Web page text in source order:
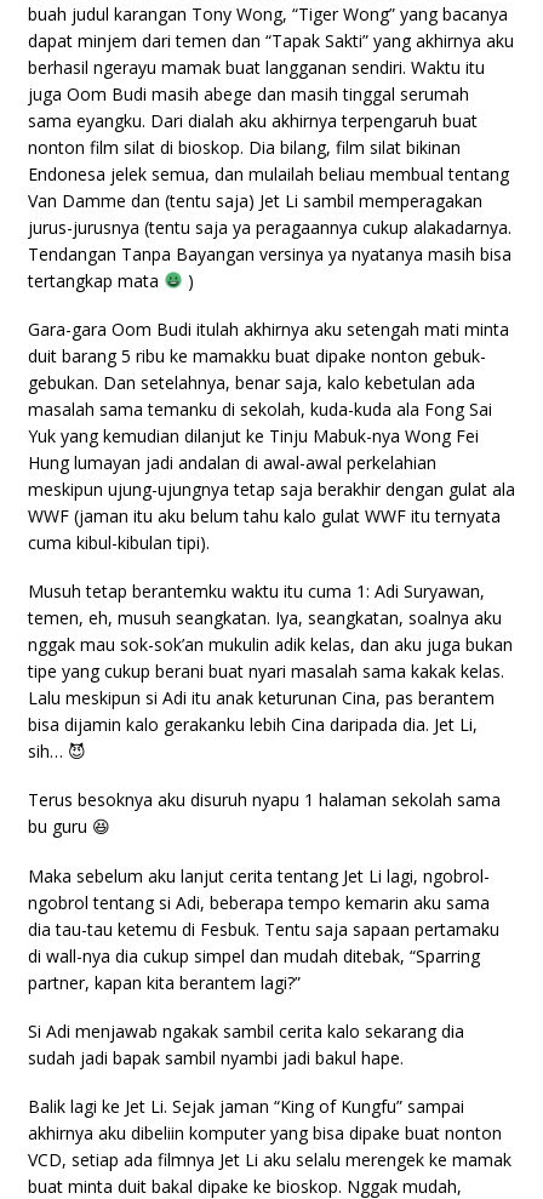
buah judul karangan Tony Wong, “Tiger Wong” yang bacanya
dapat minjem dari temen dan “Tapak Sakti” yang akhirnya aku
berhasil ngerayu mamak buat langganan sendiri. Waktu itu
juga Oom Budi masih abege dan masih tinggal serumah
sama eyangku. Dari dialah aku akhirnya terpengaruh buat
nonton film silat di bioskop. Dia bilang, film silat bikinan
Endonesa jelek semua, dan mulailah beliau membual tentang
Van Damme dan (tentu saja) Jet Li sambil memperagakan
jurus-jurusnya (tentu saja ya peragaannya cukup alakadarnya.
Tendangan Tanpa Bayangan versinya ya nyatanya masih bisa
tertangkap mata
)
Gara-gara Oom Budi itulah akhirnya aku setengah mati minta
duit barang 5 ribu ke mamakku buat dipake nonton gebuk-
gebukan. Dan setelahnya, benar saja, kalo kebetulan ada
masalah sama temanku di sekolah, kuda-kuda ala Fong Sai
Yuk yang kemudian dilanjut ke Tinju Mabuk-nya Wong Fei
Hung lumayan jadi andalan di awal-awal perkelahian
meskipun ujung-ujungnya tetap saja berakhir dengan gulat ala
WWF (jaman itu aku belum tahu kalo gulat WWF itu ternyata
cuma kibul-kibulan tipi).
Musuh tetap berantemku waktu itu cuma 1: Adi Suryawan,
temen, eh, musuh seangkatan. Iya, seangkatan, soalnya aku
nggak mau sok-sok’an mukulin adik kelas, dan aku juga bukan
tipe yang cukup berani buat nyari masalah sama kakak kelas.
Lalu meskipun si Adi itu anak keturunan Cina, pas berantem
bisa dijamin kalo gerakanku lebih Cina daripada dia. Jet Li,
sih… 😈
Terus besoknya aku disuruh nyapu 1 halaman sekolah sama
bu guru 😆
Maka sebelum aku lanjut cerita tentang Jet Li lagi, ngobrol-
ngobrol tentang si Adi, beberapa tempo kemarin aku sama
dia tau-tau ketemu di Fesbuk. Tentu saja sapaan pertamaku
di wall-nya dia cukup simpel dan mudah ditebak, “Sparring
partner, kapan kita berantem lagi?”
Si Adi menjawab ngakak sambil cerita kalo sekarang dia
sudah jadi bapak sambil nyambi jadi bakul hape.
Balik lagi ke Jet Li. Sejak jaman “King of Kungfu” sampai
akhirnya aku dibeliin komputer yang bisa dipake buat nonton
VCD, setiap ada filmnya Jet Li aku selalu merengek ke mamak
buat minta duit bakal dipake ke bioskop. Nggak mudah,